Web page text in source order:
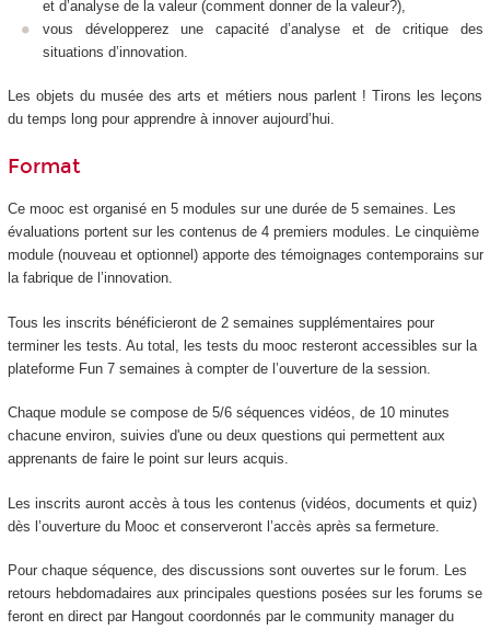
et d’analyse de la valeur (comment donner de la valeur?),
vous développerez une capacité d’analyse et de critique des
situations d’innovation.
Les objets du musée des arts et métiers nous parlent ! Tirons les leçons
du temps long pour apprendre à innover aujourd’hui.
Format
Ce mooc est organisé en 5 modules sur une durée de 5 semaines. Les
évaluations portent sur les contenus de 4 premiers modules. Le cinquième
module (nouveau et optionnel) apporte des témoignages contemporains sur
la fabrique de l’innovation.
Tous les inscrits bénéficieront de 2 semaines supplémentaires pour
terminer les tests. Au total, les tests du mooc resteront accessibles sur la
plateforme Fun 7 semaines à compter de l’ouverture de la session.
Chaque module se compose de 5/6 séquences vidéos, de 10 minutes
chacune environ, suivies d'une ou deux questions qui permettent aux
apprenants de faire le point sur leurs acquis.
Les inscrits auront accès à tous les contenus (vidéos, documents et quiz)
dès l’ouverture du Mooc et conserveront l’accès après sa fermeture.
Pour chaque séquence, des discussions sont ouvertes sur le forum. Les
retours hebdomadaires aux principales questions posées sur les forums se
feront en direct par Hangout coordonnés par le community manager du